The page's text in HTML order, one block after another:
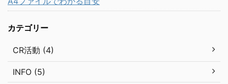
カテゴリー
CR活動 (4)
INFO (5)